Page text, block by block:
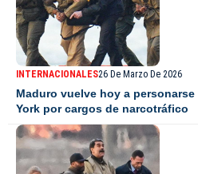
INTERNACIONALES26 De Marzo De 2026
Maduro vuelve hoy a
York por cargos de narcotráfico